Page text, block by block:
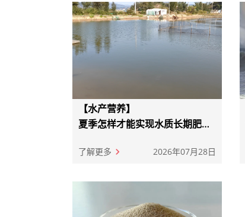
【水产营养】
夏季怎样才能实现水质长期肥活
了解更多 2026年07月28日